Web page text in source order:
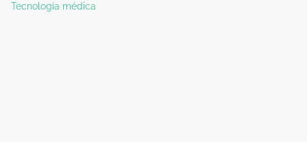
Tecnología médica